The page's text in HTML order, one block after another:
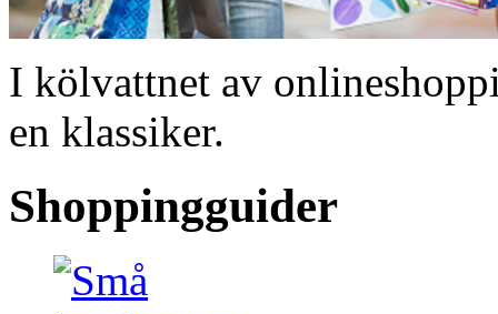
I kölvattnet av
en klassiker.
Shoppingguider